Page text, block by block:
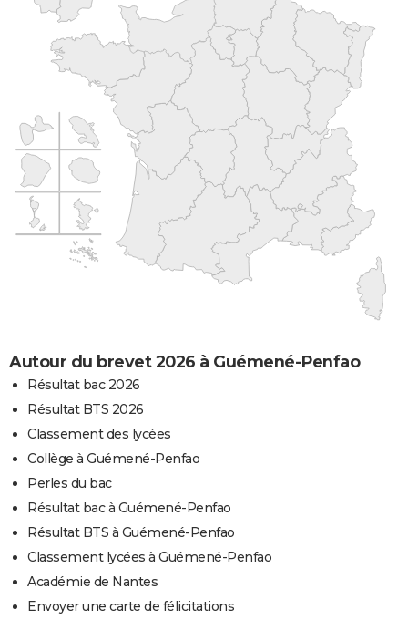
Autour du brevet 2026 à Guémené-Penfao
Résultat bac 2026
Résultat BTS 2026
Classement des lycées
Collège à Guémené-Penfao
Perles du bac
Résultat bac à Guémené-Penfao
Résultat BTS à Guémené-Penfao
Classement lycées à Guémené-Penfao
Académie de Nantes
Envoyer une carte de félicitations